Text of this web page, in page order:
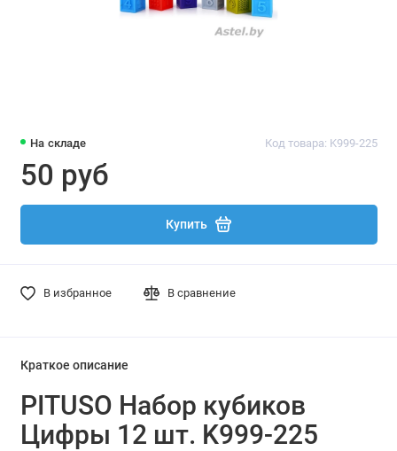
На складе Код товара: K999-225
50 руб
Купить
В избранное В сравнение
Краткое описание
PITUSO Набор кубиков
Цифры 12 шт. K999-225